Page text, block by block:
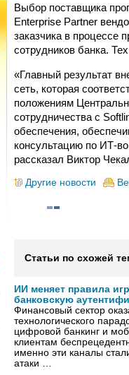
Выбор поставщика
Enterprise Partner
заказчика в процессе
сотрудников банка.
«Главный результат
сеть, которая
положениям
сотрудничества с
обеспечения,
консультацию по ИТ-
рассказал Виктор
Другие новости
Статьи по схожей
ИИ меняет правила
банковскую
Финансовый сектор
технологического
цифровой банкинг и
клиентам
именно эти каналы
атаки …